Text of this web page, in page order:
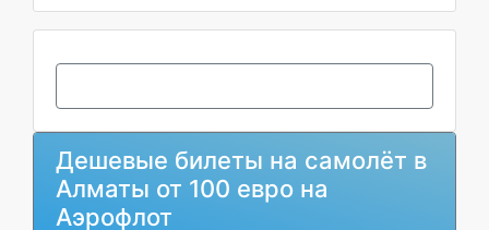
Дешевые билеты на самолёт в
Алматы от 100 евро на
Аэрофлот